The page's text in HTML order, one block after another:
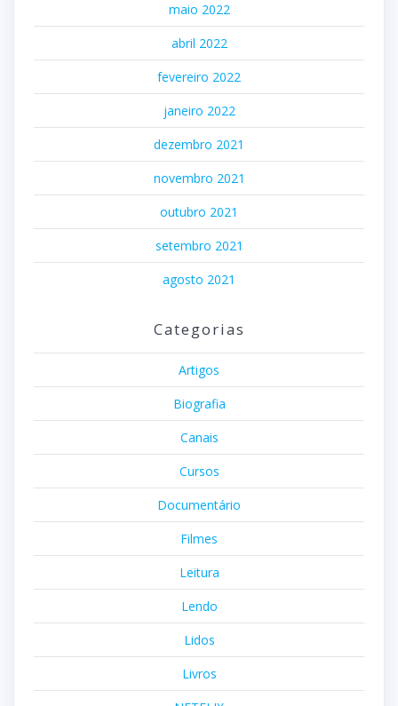
maio 2022
abril 2022
fevereiro 2022
janeiro 2022
dezembro 2021
novembro 2021
outubro 2021
setembro 2021
agosto 2021
Categorias
Artigos
Biografia
Canais
Cursos
Documentário
Filmes
Leitura
Lendo
Lidos
Livros